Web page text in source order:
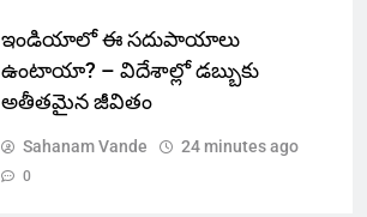
ఇండియాలో‌ ఈ సదుపాయాలు
ఉంటాయా? – విదేశాల్లో డబ్బుకు
అతీతమైన జీవితం
Sahanam Vande 24 minutes ago
0